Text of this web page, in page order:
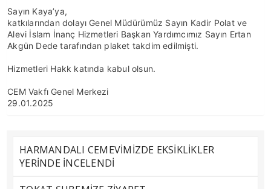
Sayın Kaya’ya,
katkılarından dolayı Genel Müdürümüz Sayın Kadir Polat ve
Alevi İslam İnanç Hizmetleri Başkan Yardımcımız Sayın Ertan
Akgün Dede tarafından plaket takdim edilmişti.
Hizmetleri Hakk katında kabul olsun.
CEM Vakfı Genel Merkezi
29.01.2025
HARMANDALI CEMEVİMİZDE EKSİKLİKLER
YERİNDE İNCELENDİ